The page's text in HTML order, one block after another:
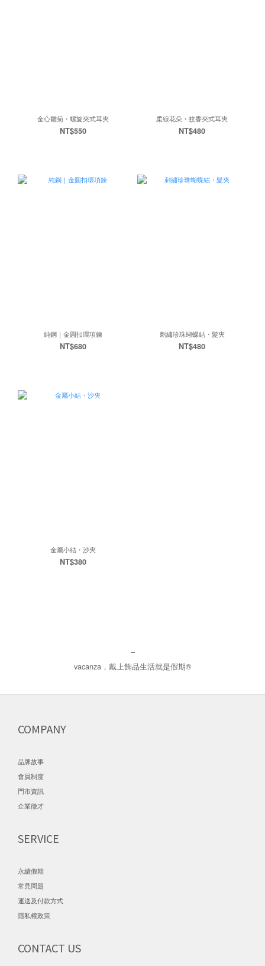
金心雛菊・螺旋夾式耳夾
NT$550
柔線花朵・蚊香夾式耳夾
NT$480
純鋼｜金圓扣環項鍊
NT$680
刺繡珍珠蝴蝶結・髮夾
NT$480
金屬小結・沙夾
NT$380
–
vacanza，戴上飾品生活就是假期®
COMPANY
品牌故事
會員制度
門市資訊
企業徵才
SERVICE
永續假期
常見問題
運送及付款方式
隱私權政策
CONTACT US